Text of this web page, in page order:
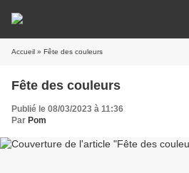
Accueil » Fête des couleurs
Fête des couleurs
Publié le 08/03/2023 à 11:36
Par Pom